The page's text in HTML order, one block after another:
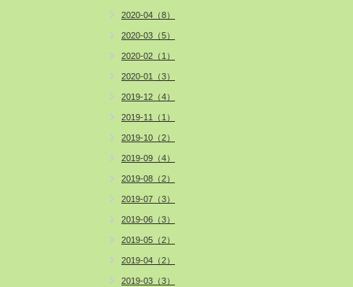
2020-04（8）
2020-03（5）
2020-02（1）
2020-01（3）
2019-12（4）
2019-11（1）
2019-10（2）
2019-09（4）
2019-08（2）
2019-07（3）
2019-06（3）
2019-05（2）
2019-04（2）
2019-03（3）